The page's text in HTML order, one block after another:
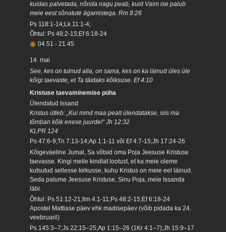
kuidas palvetada, nõnda nagu peab, kuid Vaim ise palub
meie eest sõnatute ägamistega. Rm 8:26
Ps 118:1-14;Lk 11:1-4;
Õhtul: Ps 48:2-15;Ef 6:18-24
04.51 - 21.45
14. mai
See, kes on tulnud alla, on sama, kes on ka läinud üles üle
kõigi taevaste, et Ta täidaks kõiksuse. Ef 4:10
Kristuse taevaminemise püha
Ülendatud Issand
Kristus ütleb: „Kui mind maa pealt ülendatakse, siis ma
tõmban kõik enese juurde!“ Jh 12:32
KLPR 124
Ps 47:6-9;Tn 7:13-14;Ap 1:1-11 või Ef 4:7-15;Jh 17:24-26
Kõigeväeline Jumal, Sa võtsid oma Poja Jeesuse Kristuse
taevasse. Kingi meile kindlat lootust, et ka meie oleme
kutsutud sellesse kirkusse, kuhu Kristus on meie eel läinud.
Seda palume Jeesuse Kristuse, Sinu Poja, meie Issanda
läbi.
Õhtul: Ps 51:12-21;Ilm 4:1-11;Ps 48:2-15;Ef 6:18-24
Apostel Mattiase päev ehk madisepäev (võib pidada ka 24.
veebruaril)
Ps 145:3–7;Js 22:15–25;Ap 1:15–26 (1Kr 4:1–7);Jh 15:9–17